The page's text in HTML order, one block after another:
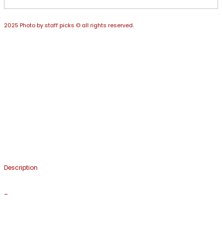
2025 Photo by staff picks © all rights reserved.
Description